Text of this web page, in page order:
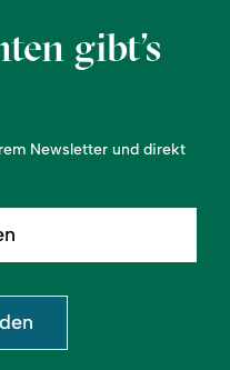
gibt’s
Newsletter und direkt